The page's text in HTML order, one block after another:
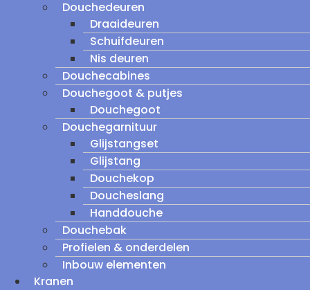
Douchedeuren
Draaideuren
Schuifdeuren
Nis deuren
Douchecabines
Douchegoot & putjes
Douchegoot
Douchegarnituur
Glijstangset
Glijstang
Douchekop
Doucheslang
Handdouche
Douchebak
Profielen & onderdelen
Inbouw elementen
Kranen